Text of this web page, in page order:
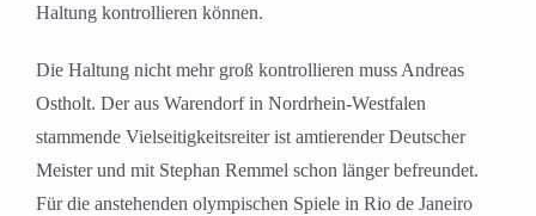
Haltung kontrollieren können.
Die Haltung nicht mehr groß kontrollieren muss Andreas
Ostholt. Der aus Warendorf in Nordrhein-Westfalen
stammende Vielseitigkeitsreiter ist amtierender Deutscher
Meister und mit Stephan Remmel schon länger befreundet.
Für die anstehenden olympischen Spiele in Rio de Janeiro